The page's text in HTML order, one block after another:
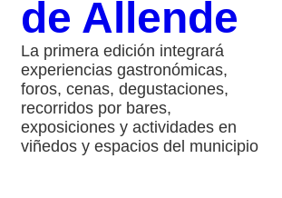
de Allende
La primera edición integrará
experiencias gastronómicas,
foros, cenas, degustaciones,
recorridos por bares,
exposiciones y actividades en
viñedos y espacios del municipio